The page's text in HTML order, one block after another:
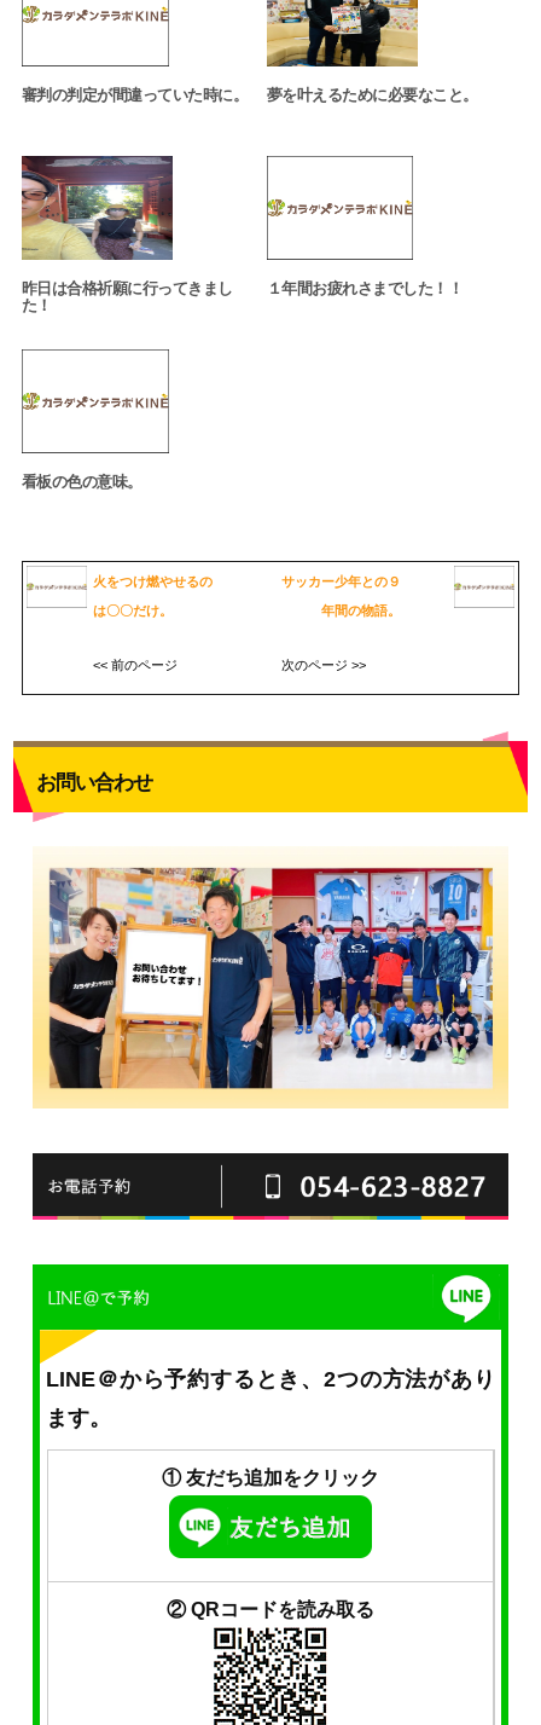
審判の判定が間違っていた時に。 夢を叶えるために必要なこと。
昨日は合格祈願に行ってきまし
た！
１年間お疲れさまでした！！
看板の色の意味。
火をつけ燃やせるの
は〇〇だけ。
<< 前のページ
サッカー少年との９
年間の物語。
次のページ >>
お問い合わせ
LINE＠から予約するとき、2つの方法があり
ます。
① 友だち追加をクリック
② QRコードを読み取る